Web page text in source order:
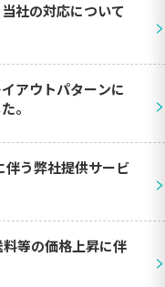
社の対応について
>
アウトパターンに
。
>
う弊社提供サービ
>
等の価格上昇に伴
>